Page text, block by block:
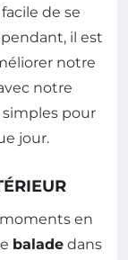
de se
il est
notre
notre
pour
jour.
en
balade dans